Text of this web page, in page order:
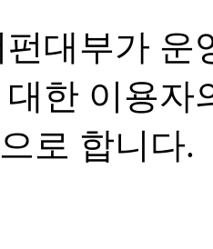
대부가
한 이용자
로 합니다.